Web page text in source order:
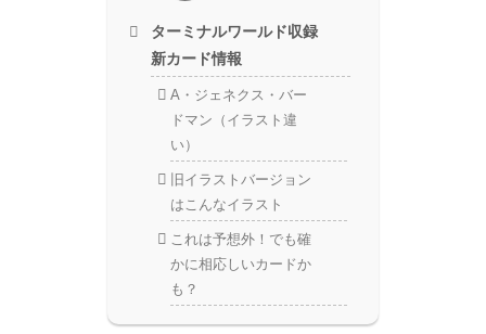
ターミナルワールド収録
新カード情報
A・ジェネクス・バー
ドマン（イラスト違
い）
旧イラストバージョン
はこんなイラスト
これは予想外！でも確
かに相応しいカードか
も？